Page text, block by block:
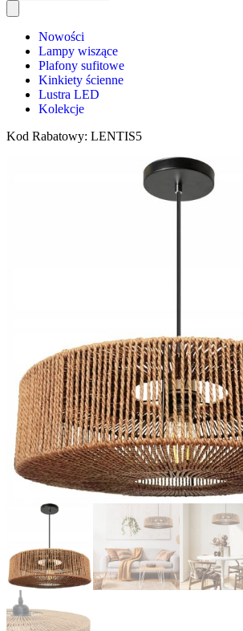
Nowości
Lampy wiszące
Plafony sufitowe
Kinkiety ścienne
Lustra LED
Kolekcje
Kod Rabatowy: LENTIS5